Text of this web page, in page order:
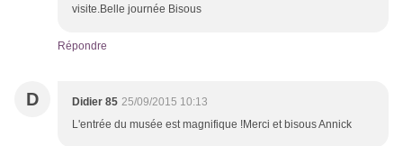
visite.Belle journée Bisous
Répondre
D Didier 85 25/09/2015 10:13
L'entrée du musée est magnifique !Merci et bisous Annick